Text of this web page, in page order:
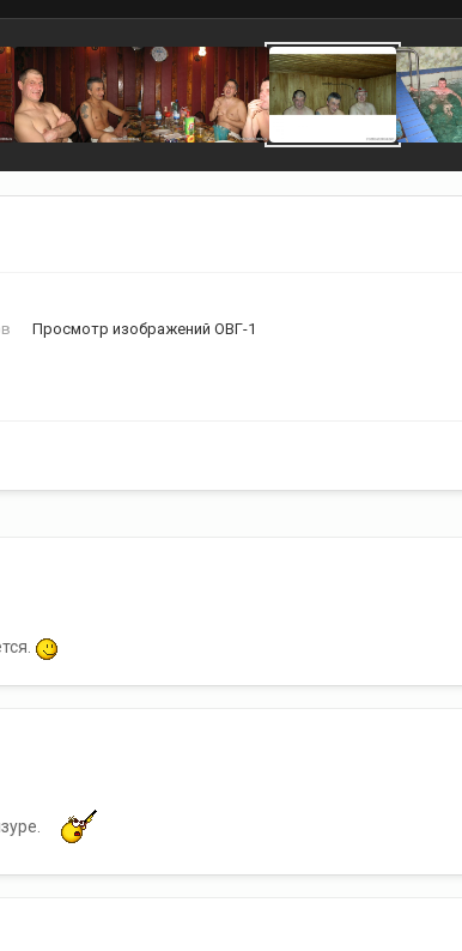
Просмотр изображений ОВГ-1